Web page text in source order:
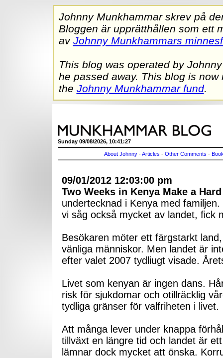
Johnny Munkhammar skrev på
Bloggen är upprätthållen som ett
av Johnny Munkhammars
This blog was operated by
he passed away. This blog is
the Johnny Munkhammar fund.
Sunday 09/08/2026, 10:41:27
About Johnny -Articles - Other Comments -
09/01/2012 12:03:00 pm
Two Weeks in Kenya Make a
undertecknad i Kenya med
vi såg också mycket av landet, fick
Besökaren möter ett färgstarkt
vänliga människor. Men landet är
efter valet 2007 tydliugt visade.
Livet som kenyan är ingen dans.
risk för sjukdomar och otillräcklig
tydliga gränser för valfriheten i livet.
Att många lever under knappa
tillväxt en längre tid och landet är
lämnar dock mycket att önska.